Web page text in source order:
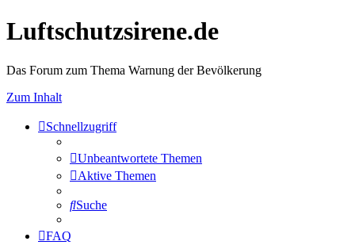
Luftschutzsirene.de
Das Forum zum Thema Warnung der Bevölkerung
Zum Inhalt
Schnellzugriff
Unbeantwortete Themen
Aktive Themen
Suche
FAQ